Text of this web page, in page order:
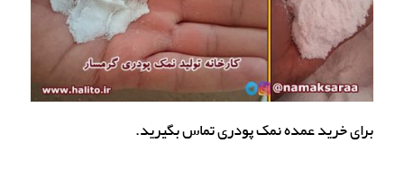
برای خرید عمده نمک پودری تماس بگیرید.